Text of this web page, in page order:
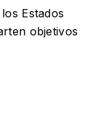
Estados
objetivos